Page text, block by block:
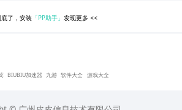
了，安装 「PP助手」发现更多<<
BIUBIU加速器 九游 软件大全 游戏大全